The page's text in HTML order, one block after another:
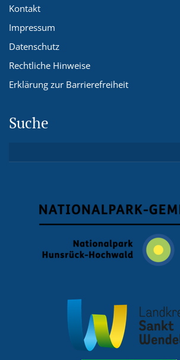
Kontakt
Impressum
Datenschutz
Rechtliche Hinweise
Erklärung zur Barrierefreiheit
Suche